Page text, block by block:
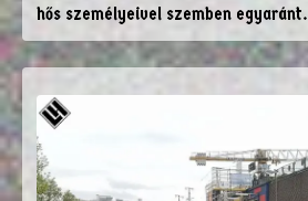
hős személyeivel szemben egyaránt.